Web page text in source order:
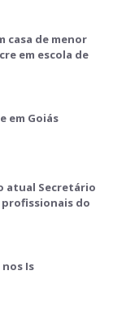
casa de menor
em escola de
em Goiás
atual Secretário
profissionais do
Is